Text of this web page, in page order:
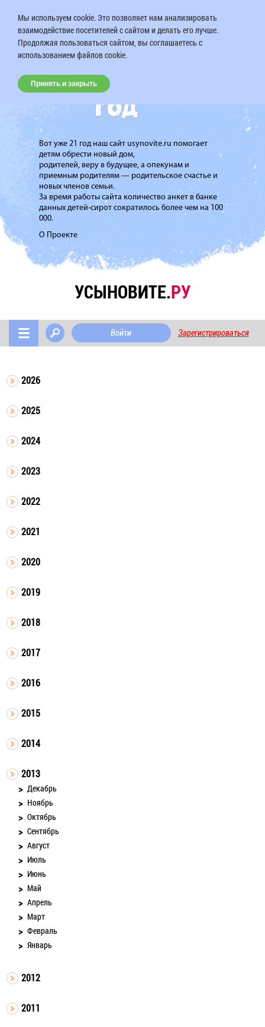
Вот уже 21 год наш сайт usynovite.ru помогает
детям обрести новый дом,
родителей, веру в будущее, а опекунам и
приемным родителям — родительское счастье и
новых членов семьи.
За время работы сайта количество анкет в банке
данных детей-сирот сократилось более чем на 100
000.
О Проекте
УСЫНОВИТЕ.РУ
Войти Зарегистрироваться
2026
2025
2024
2023
2022
2021
2020
2019
2018
2017
2016
2015
2014
2013
Декабрь
Ноябрь
Октябрь
Сентябрь
Август
Июль
Июнь
Май
Апрель
Март
Февраль
Январь
2012
2011
Мы используем cookie. Это позволяет нам анализировать
взаимодействие посетителей с сайтом и делать его лучше.
Продолжая пользоваться сайтом, вы соглашаетесь с
использованием файлов cookie.
Принять и закрыть